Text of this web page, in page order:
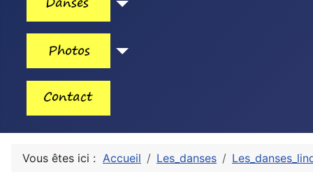
Vous êtes ici : Accueil Les_danses